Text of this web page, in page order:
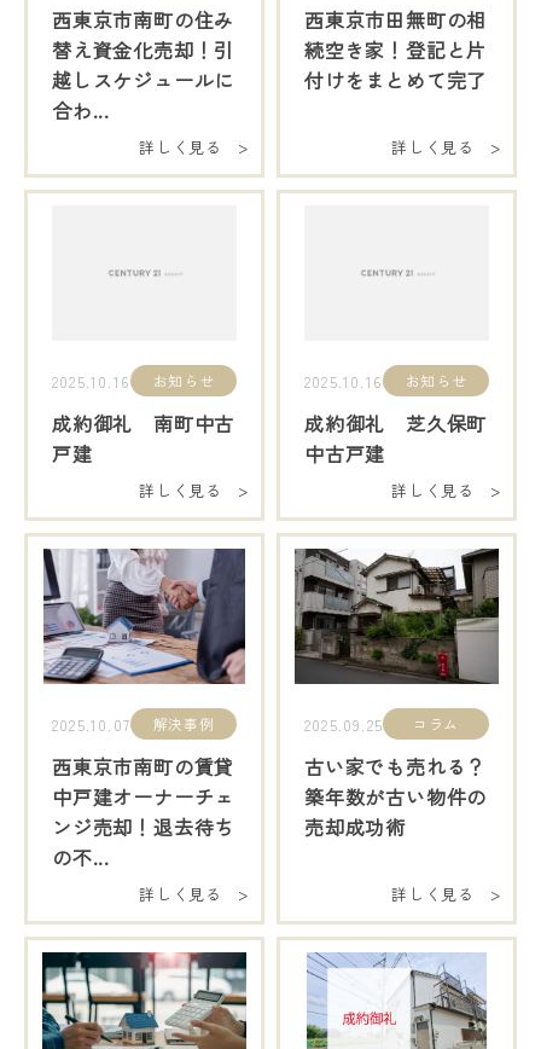
西東京市南町の住み
替え資金化売却！引
越しスケジュールに
合わ...
詳しく見る >
西東京市田無町の相
続空き家！登記と片
付けをまとめて完了
詳しく見る >
お知らせ
2025.10.16
成約御礼 南町中古
戸建
詳しく見る >
お知らせ
2025.10.16
成約御礼 芝久保町
中古戸建
詳しく見る >
解決事例
2025.10.07
西東京市南町の賃貸
中戸建オーナーチェ
ンジ売却！退去待ち
の不...
詳しく見る >
コラム
2025.09.25
古い家でも売れる？
築年数が古い物件の
売却成功術
詳しく見る >